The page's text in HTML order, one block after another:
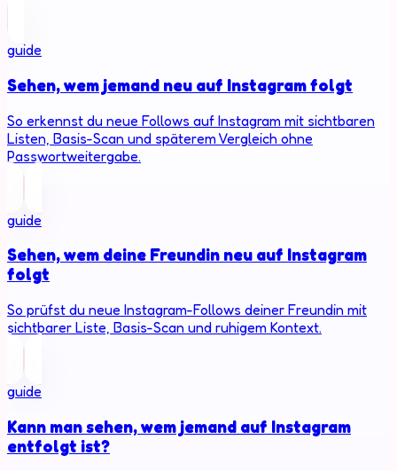
guide
Sehen, wem jemand neu auf Instagram folgt
So erkennst du neue Follows auf Instagram mit sichtbaren
Listen, Basis-Scan und späterem Vergleich ohne
Passwortweitergabe.
guide
Sehen, wem deine Freundin neu auf Instagram
folgt
So prüfst du neue Instagram-Follows deiner Freundin mit
sichtbarer Liste, Basis-Scan und ruhigem Kontext.
guide
Kann man sehen, wem jemand auf Instagram
entfolgt ist?